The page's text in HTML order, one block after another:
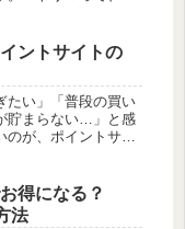
ントサイトの
たい」「普段の買い
貯まらない…」と感
のが、ポイントサイ
得になる？
法